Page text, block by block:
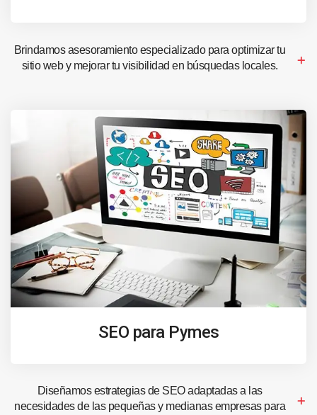
Brindamos asesoramiento especializado para optimizar tu
sitio web y mejorar tu visibilidad en búsquedas locales.
SEO para Pymes
Diseñamos estrategias de SEO adaptadas a las
necesidades de las pequeñas y medianas empresas para